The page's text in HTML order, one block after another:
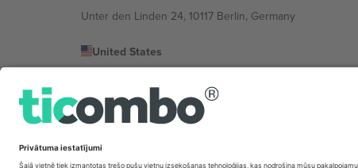
Unter den Linden 24, 10117 Berlin, Germany
United States
Bulgaria